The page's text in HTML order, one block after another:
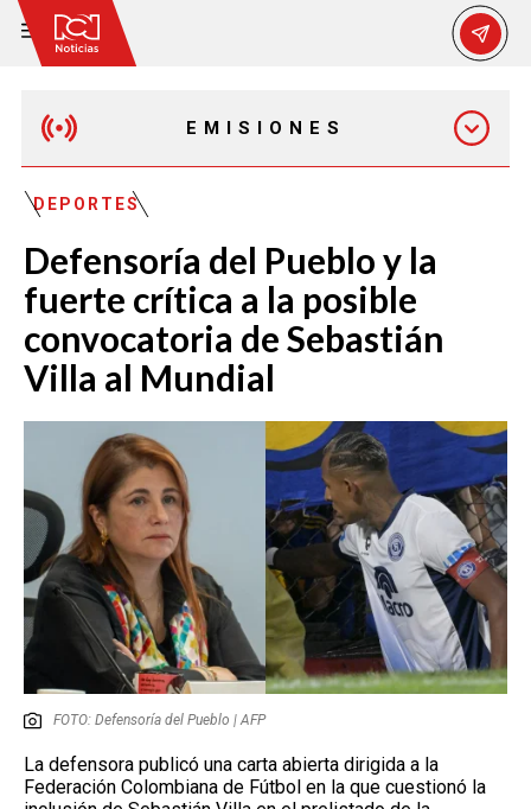
EMISIONES
EMISIÓN 12:30 PM
EMISIÓN 7:00 PM
DEPORTES
Defensoría del Pueblo y la
fuerte crítica a la posible
convocatoria de Sebastián
Villa al Mundial
FOTO: Defensoría del Pueblo | AFP
La defensora publicó una carta abierta dirigida a la
Federación Colombiana de Fútbol en la que cuestionó la